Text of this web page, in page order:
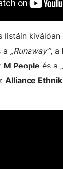
listáin kiválóan
a „Runaway”, a
M People és a
Alliance Ethnik